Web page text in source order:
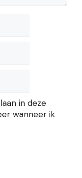
in deze
wanneer ik